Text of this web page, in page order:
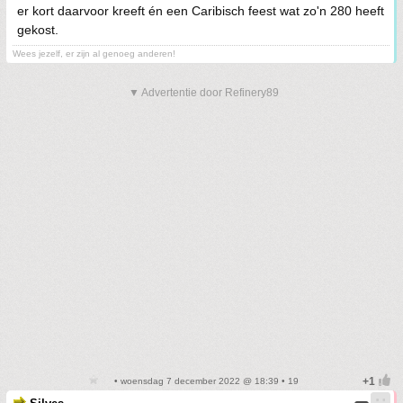
er kort daarvoor kreeft én een Caribisch feest wat zo'n 280 heeft
gekost.
Wees jezelf, er zijn al genoeg anderen!
▼ Advertentie door Refinery89
• woensdag 7 december 2022 @ 18:39 • 19